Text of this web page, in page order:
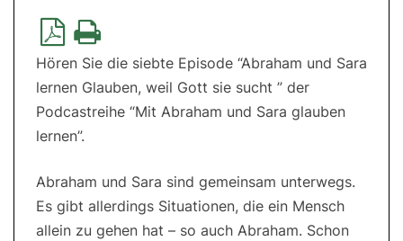
der
"Mit
und
Hören Sie die siebte Episode “Abraham und Sara
lernen Glauben, weil Gott sie sucht ” der
Podcastreihe “Mit Abraham und Sara glauben
lernen”.
Abraham und Sara sind gemeinsam unterwegs.
Es gibt allerdings Situationen, die ein Mensch
allein zu gehen hat – so auch Abraham. Schon